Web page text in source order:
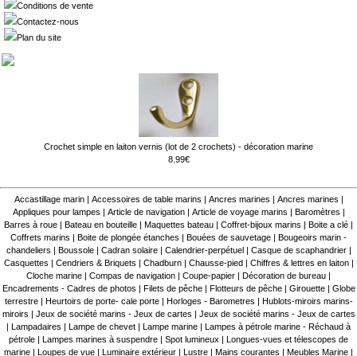
Conditions de vente
Contactez-nous
Plan du site
Crochet simple en laiton vernis (lot de 2 crochets) - décoration marine
8.99€
Accastillage marin| Accessoires de table marins Ancres marines Ancres marines
Appliques pour lampes
Article de navigation| Article de voyage marins Baromètres
Barres à roue
Bateau en bouteille Maquettes bateau Coffret-bijoux marins Boite a clé
Coffrets marins
Boite de plongée étanches Bouées de sauvetage
Bougeoirs marin -
chandeliers
Boussole| Cadran solaire| Calendrier-perpétuel Casque de scaphandrier|
Casquettes
Cendriers & Briquets Chadburn| Chausse-pied Chiffres & lettres en laiton|
Cloche marine
Compas de navigation Coupe-papier Décoration de bureau
Encadrements - Cadres de photos
Filets de pêche| Flotteurs de pêche| Girouette| Globe
terrestre| Heurtoirs de porte- cale porte| Horloges - Barometres
Hublots-miroirs marins-
miroirs
Jeux de société marins - Jeux de cartes
Jeux de société marins - Jeux de cartes
Lampadaires Lampe de chevet Lampe marine
Lampes à pétrole marine - Réchaud à
pétrole
Lampes marines à suspendre Spot lumineux
Longues-vues et télescopes de
marine
Loupes de vue Luminaire extérieur Lustre Mains courantes Meubles Marine